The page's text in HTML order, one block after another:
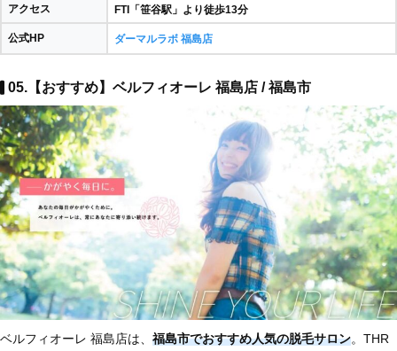
アクセス FTI「笹谷駅」より徒歩13分
公式HP ダーマルラボ 福島店
05.【おすすめ】ベルフィオーレ 福島店 / 福島市
ベルフィオーレ 福島店は、 福島市でおすすめ人気の脱毛サロン。THR